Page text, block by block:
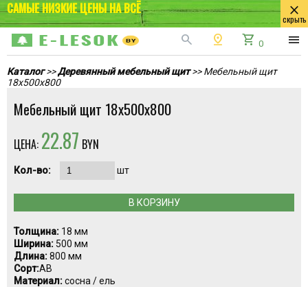
САМЫЕ НИЗКИЕ ЦЕНЫ НА ВСЁ close
скрыть
search pin_drop shopping_cart 0 menu
Каталог>>Деревянный мебельный щит >> Мебельный щит
18x500x800
Мебельный щит 18x500x800
ЦЕНА: 22.87 BYN
Кол-во: шт
В КОРЗИНУ
Толщина: 18 мм
Ширина: 500 мм
Длина:800 мм
Сорт:АВ
Материал:сосна / ель